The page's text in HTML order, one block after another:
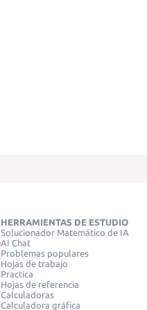
HERRAMIENTAS DE ESTUDIO
Solucionador Matemático de IA
AI Chat
Problemas populares
Hojas de trabajo
Practica
Hojas de referencia
Calculadoras
Calculadora gráfica